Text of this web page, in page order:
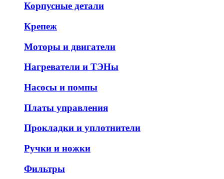
Корпусные детали
Крепеж
Моторы и двигатели
Нагреватели и ТЭНы
Насосы и помпы
Платы управления
Прокладки и уплотнители
Ручки и ножки
Фильтры